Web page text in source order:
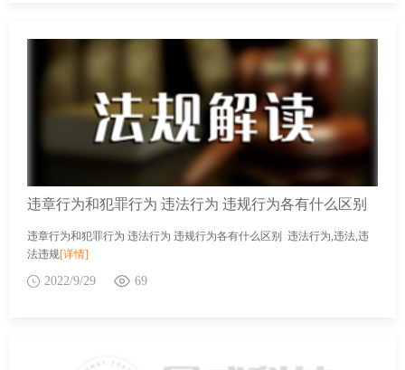
违章行为和犯罪行为 违法行为 违规行为各有什么区别
违章行为和犯罪行为 违法行为 违规行为各有什么区别 违法行为,违法,违
法违规[详情]
2022/9/29 69